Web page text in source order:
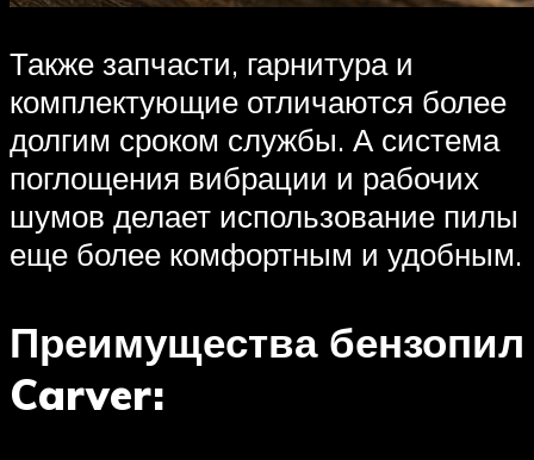
Также запчасти, гарнитура и
комплектующие отличаются более
долгим сроком службы. А система
поглощения вибрации и рабочих
шумов делает использование пилы
еще более комфортным и удобным.
Преимущества бензопил
Carver: